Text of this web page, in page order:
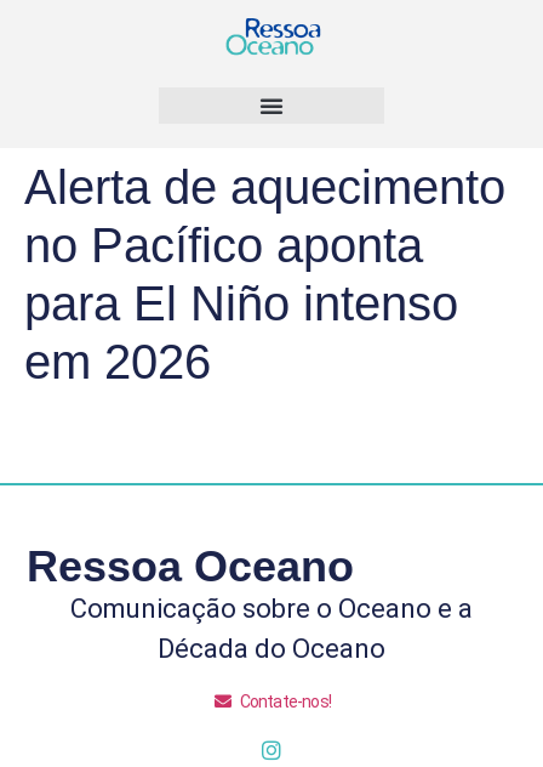
Alerta de aquecimento
no Pacífico aponta
para El Niño intenso
em 2026
Ressoa Oceano
Comunicação sobre o Oceano e a
Década do Oceano
Contate-nos!